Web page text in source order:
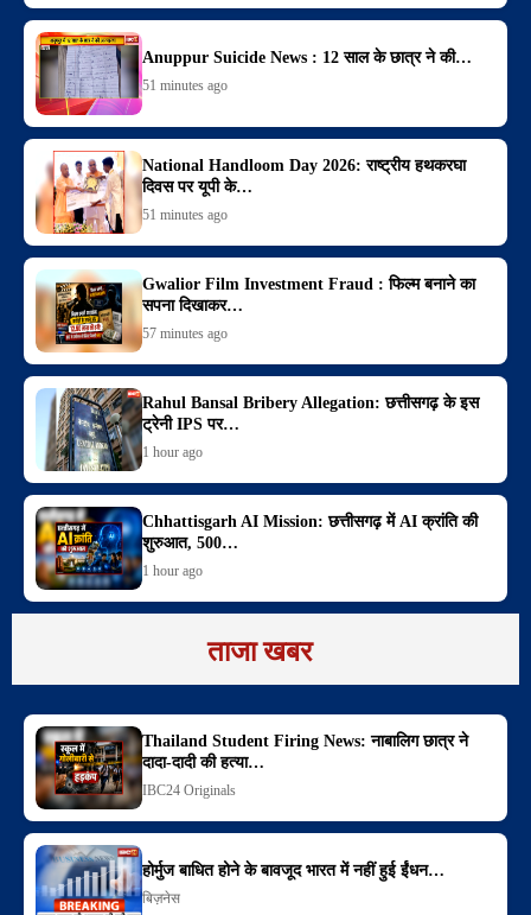
Anuppur Suicide News : 12 साल के छात्र ने की…
51 minutes ago
National Handloom Day 2026: राष्ट्रीय हथकरघा
दिवस पर यूपी के…
51 minutes ago
Gwalior Film Investment Fraud : फिल्म बनाने का
सपना दिखाकर…
57 minutes ago
Rahul Bansal Bribery Allegation: छत्तीसगढ़ के इस
ट्रेनी IPS पर…
1 hour ago
Chhattisgarh AI Mission: छत्तीसगढ़ में AI क्रांति की
शुरुआत, 500…
1 hour ago
ताजा खबर
Thailand Student Firing News: नाबालिग छात्र ने
दादा-दादी की हत्या…
IBC24 Originals
होर्मुज बाधित होने के बावजूद भारत में नहीं हुई ईंधन…
बिज़नेस